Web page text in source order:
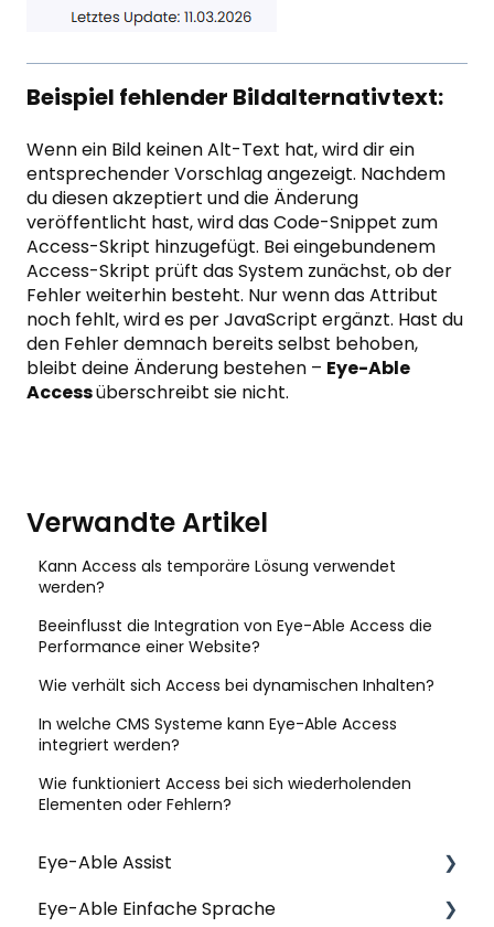
Beispiel fehlender Bildalternativtext:
Wenn ein Bild keinen Alt-Text hat, wird dir ein
entsprechender Vorschlag angezeigt. Nachdem
du diesen akzeptiert und die Änderung
veröffentlicht hast, wird das Code-Snippet zum
Access-Skript hinzugefügt. Bei eingebundenem
Access-Skript prüft das System zunächst, ob der
Fehler weiterhin besteht. Nur wenn das Attribut
noch fehlt, wird es per JavaScript ergänzt. Hast du
den Fehler demnach bereits selbst behoben,
bleibt deine Änderung bestehen – Eye-Able
Accessüberschreibt sie nicht.
Verwandte Artikel
Kann Access als temporäre Lösung verwendet
werden?
Beeinflusst die Integration von Eye-Able Access die
Performance einer Website?
Wie verhält sich Access bei dynamischen Inhalten?
In welche CMS Systeme kann Eye-Able Access
integriert werden?
Wie funktioniert Access bei sich wiederholenden
Elementen oder Fehlern?
Eye-Able Assist
Allgemeine Fragen | Assist
Eye-Able Einfache Sprache